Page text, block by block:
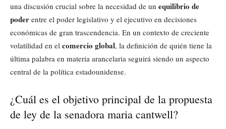
una discusión crucial sobre la necesidad de un equilibrio de
poder entre el poder legislativo y el ejecutivo en decisiones
económicas de gran trascendencia. En un contexto de creciente
volatilidad en el comercio global, la definición de quién tiene la
última palabra en materia arancelaria seguirá siendo un aspecto
central de la política estadounidense.
¿Cuál es el objetivo principal de la propuesta
de ley de la senadora maria cantwell?